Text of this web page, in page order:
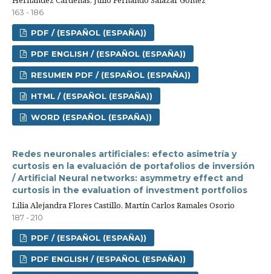
163 - 186
PDF / (ESPAÑOL (ESPAÑA))
PDF ENGLISH / (ESPAÑOL (ESPAÑA))
RESUMEN PDF / (ESPAÑOL (ESPAÑA))
HTML / (ESPAÑOL (ESPAÑA))
WORD (ESPAÑOL (ESPAÑA))
Redes neuronales artificiales: efecto asimetría y
curtosis en la evaluación de portafolios de inversión
/ Artificial Neural networks: asymmetry effect and
curtosis in the evaluation of investment portfolios
Lilia Alejandra Flores Castillo, Martín Carlos Ramales Osorio
187 - 210
PDF / (ESPAÑOL (ESPAÑA))
PDF ENGLISH / (ESPAÑOL (ESPAÑA))